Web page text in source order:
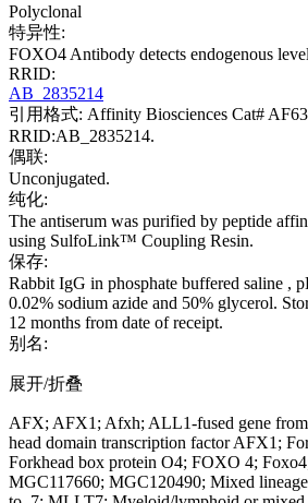
Polyclonal
特异性:
FOXO4 Antibody detects endogenous
RRID:
AB_2835214
引用格式: Affinity Biosciences Cat#
RRID:AB_2835214.
偶联:
Unconjugated.
纯化:
The antiserum was purified by peptide
using SulfoLink™ Coupling Resin.
保存:
Rabbit IgG in phosphate buffered saline ,
0.02% sodium azide and 50% glycerol.
12 months from date of receipt.
别名:
展开/折叠
AFX; AFX1; Afxh; ALL1-fused gene
head domain transcription factor AFX1;
Forkhead box protein O4; FOXO 4;
MGC117660; MGC120490; Mixed